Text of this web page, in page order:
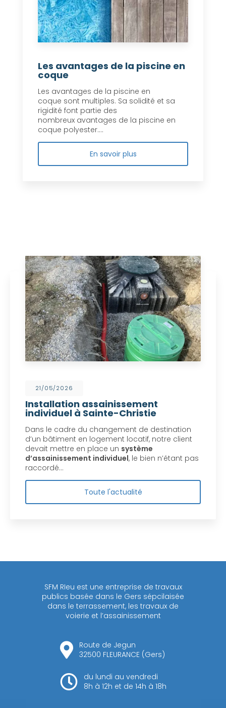
Les avantages de la piscine en
coque
Les avantages de la piscine en
coque sont multiples. Sa solidité et sa
rigidité font partie des
nombreux avantages de la piscine en
coque polyester....
En savoir plus
21/05/2026
Installation assainissement
individuel à Sainte-Christie
Dans le cadre du changement de destination
d’un bâtiment en logement locatif, notre client
devait mettre en place un système
d’assainissement individuel, le bien n’étant pas
raccordé…
Toute l'actualité
SFM RIeu est une entreprise de travaux
publics basée dans le Gers sépcilaisée
dans le terrassement, les travaux de
voierie et l’assainissement
Route de Jegun
32500 FLEURANCE (Gers)
du lundi au vendredi
8h à 12h et de 14h à 18h